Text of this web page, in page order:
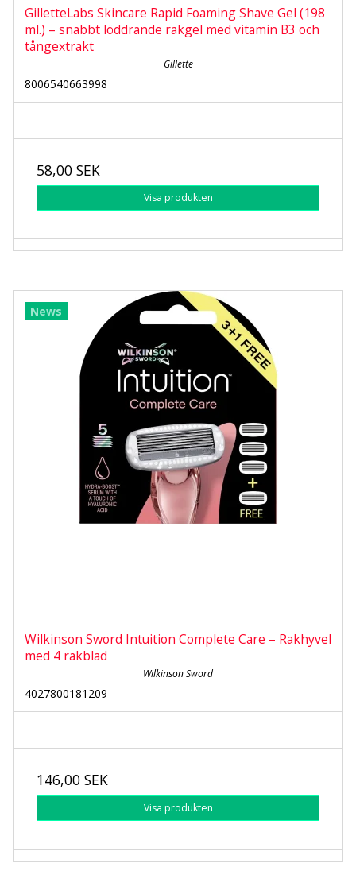
GilletteLabs Skincare Rapid Foaming Shave Gel (198
ml.) – snabbt löddrande rakgel med vitamin B3 och
tångextrakt
Gillette
8006540663998
58,00 SEK
Visa produkten
News
Wilkinson Sword Intuition Complete Care – Rakhyvel
med 4 rakblad
Wilkinson Sword
4027800181209
146,00 SEK
Visa produkten